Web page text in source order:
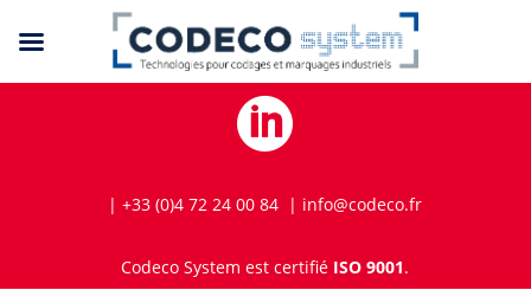

| +33 (0)4 72 24 00 84 | info@codeco.fr
Codeco System est certifié ISO 9001.